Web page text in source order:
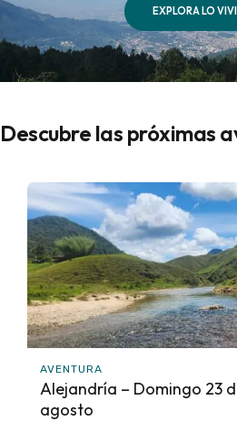
EXPLORA LO
Descubre las próximas
AVENTURA
Alejandría – Domingo 23
agosto